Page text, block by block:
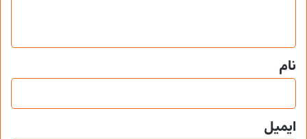
*
نام
ایمیل